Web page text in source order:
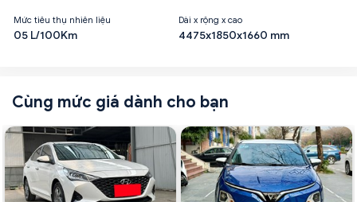
Mức tiêu thụ nhiên liệu
05 L/100Km
Dài x rộng x cao
4475x1850x1660 mm
Cùng mức giá dành cho bạn